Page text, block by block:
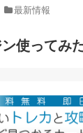
最新情報
使ってみ